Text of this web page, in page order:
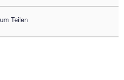
Teilen